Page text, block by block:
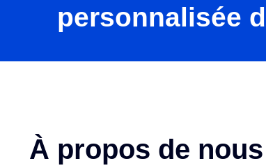
personnalisée
À propos de nous